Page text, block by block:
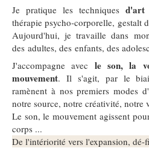
Je pratique les techniquesd'art
thérapie psycho-corporelle, gestalt
Aujourd'hui, je travaille dans
des adultes, des enfants, des
J'accompagne avecle son, la
mouvement. Il s'agit, par le
ramènent à nos premiers modes
notre source, notre créativité, notre
Le son, le mouvement agissent
corps ...
De l'intériorité vers l'expansion, dé-